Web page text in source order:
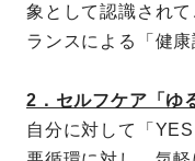
象として認識され
ランスによる「健
2．セルフケア「ゆ
自分に対して「